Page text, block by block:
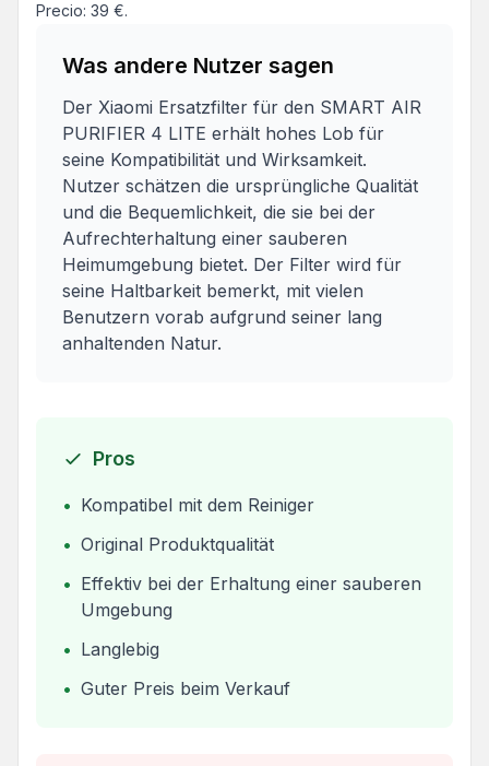
Precio: 39 €.
Was andere Nutzer sagen
Der Xiaomi Ersatzfilter für den SMART AIR
PURIFIER 4 LITE erhält hohes Lob für
seine Kompatibilität und Wirksamkeit.
Nutzer schätzen die ursprüngliche Qualität
und die Bequemlichkeit, die sie bei der
Aufrechterhaltung einer sauberen
Heimumgebung bietet. Der Filter wird für
seine Haltbarkeit bemerkt, mit vielen
Benutzern vorab aufgrund seiner lang
anhaltenden Natur.
Pros
• Kompatibel mit dem Reiniger
• Original Produktqualität
• Effektiv bei der Erhaltung einer sauberen
Umgebung
• Langlebig
• Guter Preis beim Verkauf